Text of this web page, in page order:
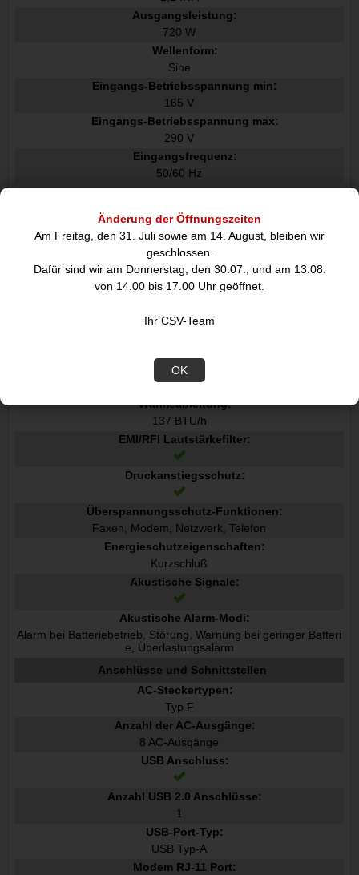
Änderung der Öffnungszeiten
Am Freitag, den 31. Juli sowie am 14. August, bleiben wir
geschlossen.
Dafür sind wir am Donnerstag, den 30.07., und am 13.08.
von 14.00 bis 17.00 Uhr geöffnet.
Ihr CSV-Team
OK
Ausgangsleistung:
720 W
Wellenform:
Sine
Eingangs-Betriebsspannung min:
165 V
Eingangs-Betriebsspannung max:
290 V
Eingangsfrequenz:
50/60 Hz
Ausgangs-Betriebsspannung min:
Ausgangs-Betriebsspannung max:
240 V
Output Frequenz:
50/60 Hz
Reaktionszeit:
4 ms
Wärmeableitung:
137 BTU/h
EMI/RFI Lautstärkefilter:
Druckanstiegsschutz:
Überspannungsschutz-Funktionen:
Faxen, Modem, Netzwerk, Telefon
Energieschutzeigenschaften:
Kurzschluß
Akustische Signale:
Akustische Alarm-Modi:
Alarm bei Batteriebetrieb, Störung, Warnung bei geringer Batteri
e, Überlastungsalarm
Anschlüsse und Schnittstellen
AC-Steckertypen:
Typ F
Anzahl der AC-Ausgänge:
8 AC-Ausgänge
USB Anschluss:
Anzahl USB 2.0 Anschlüsse:
1
USB-Port-Typ:
USB Typ-A
Modem RJ-11 Port: